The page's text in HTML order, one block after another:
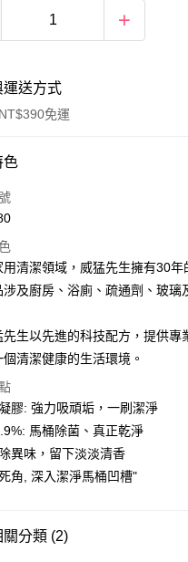
運送方式
免運
式
付款
Pay
享後付
心！
色
用清潔領域，威猛先生擁有30年
涉及廚房、浴廁、疏通劑、玻璃
先生以先進的科技配方，提供專
個清潔健康的生活環境。
膠: 強力吸頑垢，一刷潔淨
馬桶除菌、真正乾淨
異味，留下淡淡清香
角, 深入潔淨馬桶凹槽"
關分類 (2)